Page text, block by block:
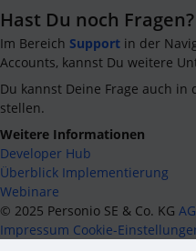
Hast Du noch Fragen?
Im Bereich Support in der
Accounts, kannst Du weitere
Du kannst Deine Frage auch in
stellen.
Weitere Informationen
Developer Hub
Überblick Implementierung
Webinare
© 2025 Personio SE & Co. KG
Impressum Cookie-